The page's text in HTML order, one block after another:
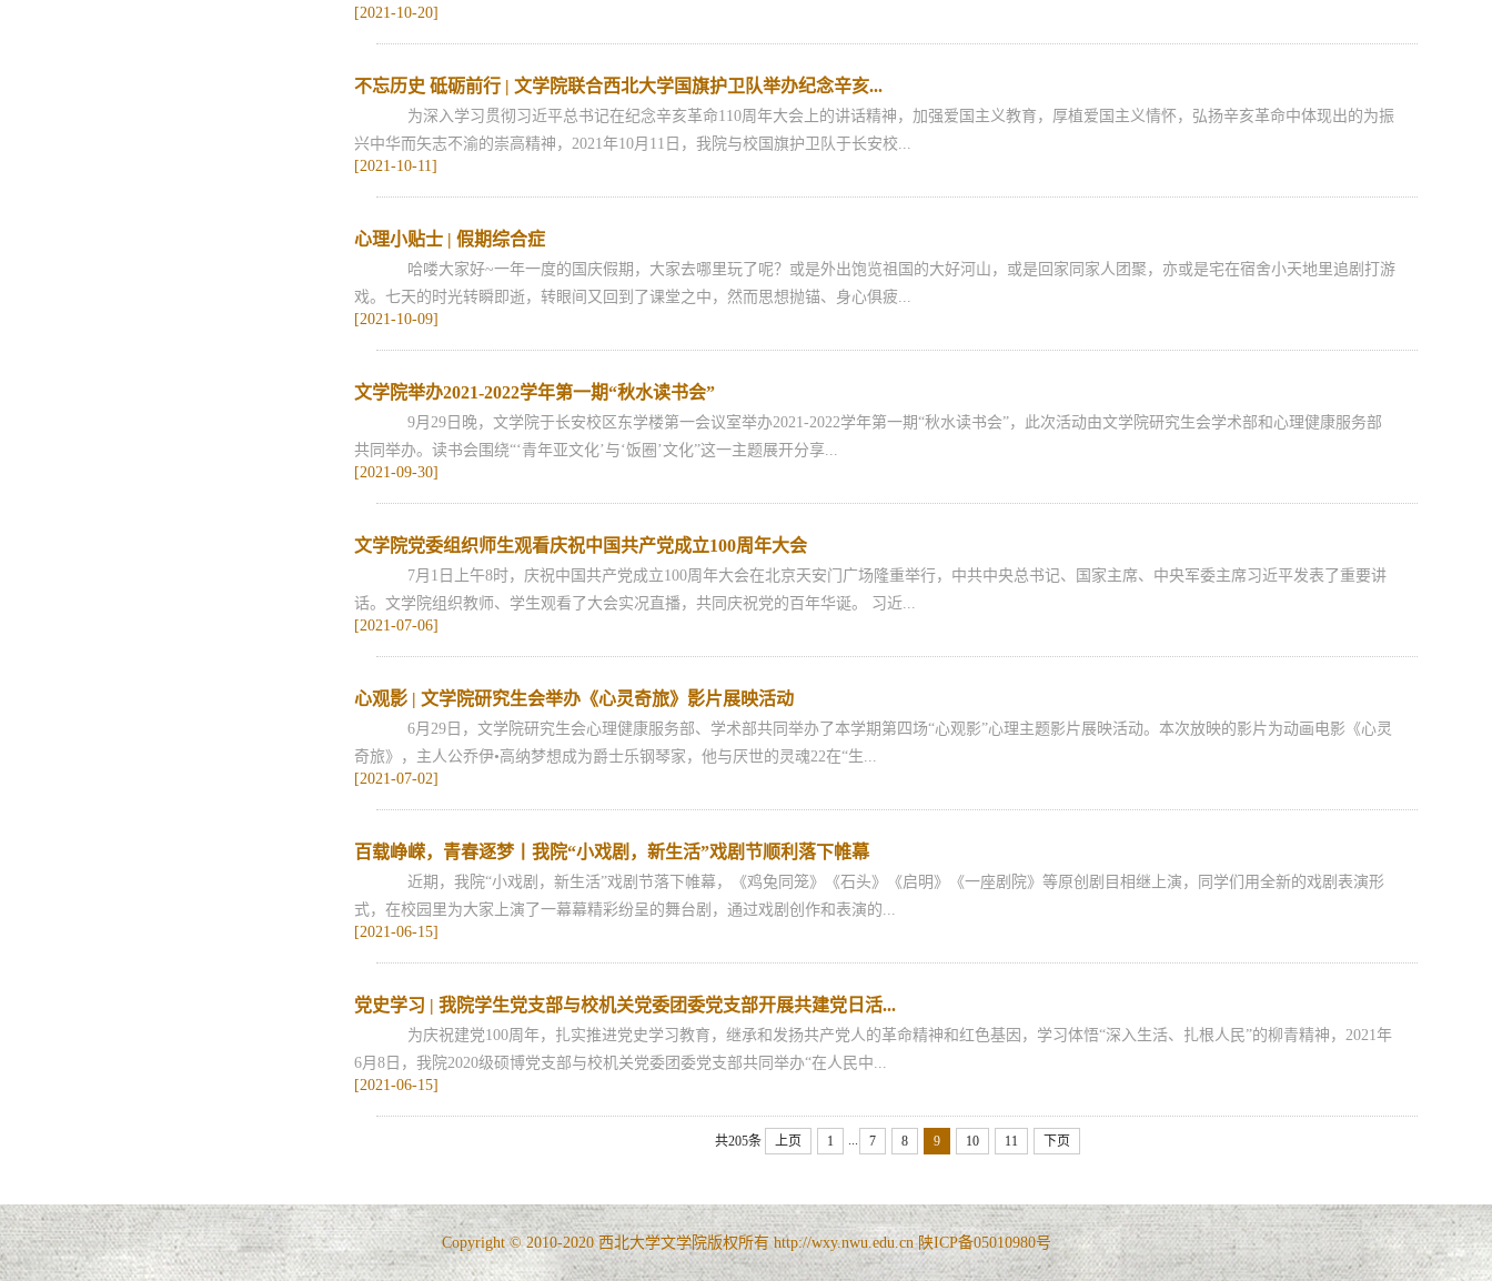
[2021-10-20]
不忘历史 砥砺前行 | 文学院联合西北大学国旗护卫队举办纪念辛亥...
为深入学习贯彻习近平总书记在纪念辛亥革命110周年大会上的讲话精神，加强爱国主义教育，厚植爱国主义情怀，弘扬辛亥革命中体现出的为振
兴中华而矢志不渝的崇高精神，2021年10月11日，我院与校国旗护卫队于长安校...
[2021-10-11]
心理小贴士 | 假期综合症
哈喽大家好~一年一度的国庆假期，大家去哪里玩了呢？或是外出饱览祖国的大好河山，或是回家同家人团聚，亦或是宅在宿舍小天地里追剧打游
戏。七天的时光转瞬即逝，转眼间又回到了课堂之中，然而思想抛锚、身心俱疲...
[2021-10-09]
文学院举办2021-2022学年第一期“秋水读书会”
9月29日晚，文学院于长安校区东学楼第一会议室举办2021-2022学年第一期“秋水读书会”，此次活动由文学院研究生会学术部和心理健康服务部
共同举办。读书会围绕“‘青年亚文化’与‘饭圈’文化”这一主题展开分享...
[2021-09-30]
文学院党委组织师生观看庆祝中国共产党成立100周年大会
7月1日上午8时，庆祝中国共产党成立100周年大会在北京天安门广场隆重举行，中共中央总书记、国家主席、中央军委主席习近平发表了重要讲
话。文学院组织教师、学生观看了大会实况直播，共同庆祝党的百年华诞。 习近...
[2021-07-06]
心观影 | 文学院研究生会举办《心灵奇旅》影片展映活动
6月29日，文学院研究生会心理健康服务部、学术部共同举办了本学期第四场“心观影”心理主题影片展映活动。本次放映的影片为动画电影《心灵
奇旅》，主人公乔伊•高纳梦想成为爵士乐钢琴家，他与厌世的灵魂22在“生...
[2021-07-02]
百载峥嵘，青春逐梦丨我院“小戏剧，新生活”戏剧节顺利落下帷幕
近期，我院“小戏剧，新生活”戏剧节落下帷幕，《鸡兔同笼》《石头》《启明》《一座剧院》等原创剧目相继上演，同学们用全新的戏剧表演形
式，在校园里为大家上演了一幕幕精彩纷呈的舞台剧，通过戏剧创作和表演的...
[2021-06-15]
党史学习 | 我院学生党支部与校机关党委团委党支部开展共建党日活...
为庆祝建党100周年，扎实推进党史学习教育，继承和发扬共产党人的革命精神和红色基因，学习体悟“深入生活、扎根人民”的柳青精神，2021年
6月8日，我院2020级硕博党支部与校机关党委团委党支部共同举办“在人民中...
[2021-06-15]
共205条 上页 1 7 8 9 10 11 下页
Copyright © 2010-2020 西北大学文学院版权所有 http://wxy.nwu.edu.cn 陕ICP备05010980号